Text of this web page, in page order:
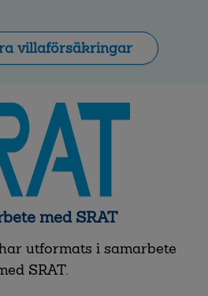
villaförsäkringar
med SRAT
utformats i samarbete
SRAT.